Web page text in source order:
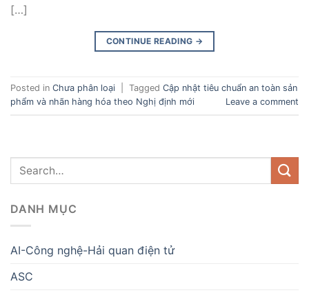
[…]
CONTINUE READING →
Posted in Chưa phân loại Tagged Cập nhật tiêu chuẩn an toàn sản
phẩm và nhãn hàng hóa theo Nghị định mới
Leave a comment
DANH MỤC
AI-Công nghệ-Hải quan điện tử
ASC